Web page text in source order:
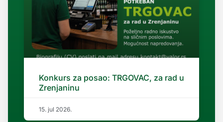
Konkurs za posao: TRGOVAC, za rad u
Zrenjaninu
15. jul 2026.